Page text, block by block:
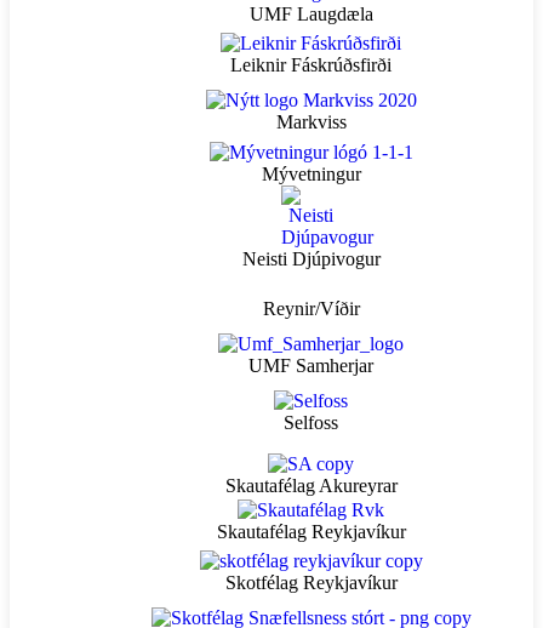
UMF Laugdæla
Leiknir Fáskrúðsfirði
Markviss
Mývetningur
Neisti Djúpivogur
Reynir/Víðir
UMF Samherjar
Selfoss
Skautafélag Akureyrar
Skautafélag Reykjavíkur
Skotfélag Reykjavíkur